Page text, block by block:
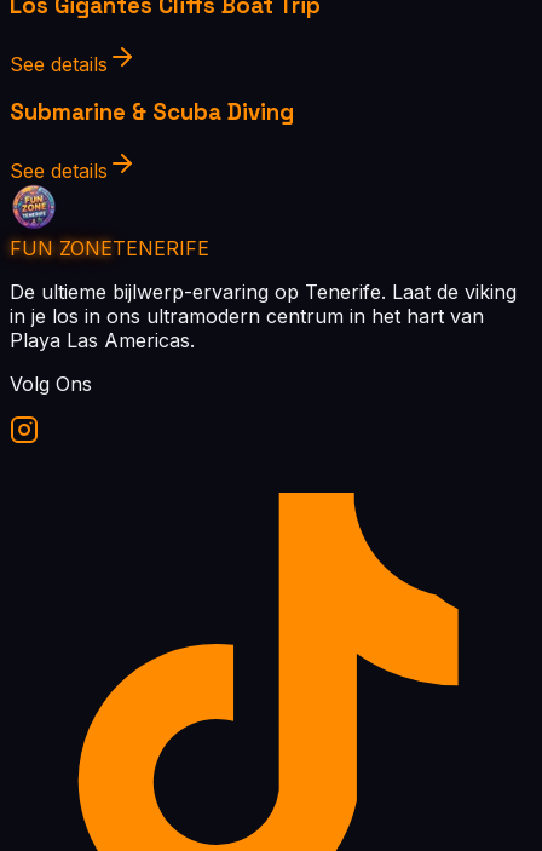
See details
Submarine & Scuba Diving
See details
FUN ZONETENERIFE
De ultieme bijlwerp-ervaring op Tenerife. Laat de viking
in je los in ons ultramodern centrum in het hart van
Playa Las Americas.
Volg Ons